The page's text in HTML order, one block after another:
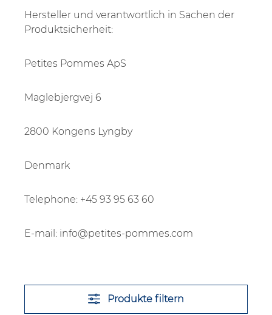
Hersteller und verantwortlich in Sachen der
Produktsicherheit:
Petites Pommes ApS
Maglebjergvej 6
2800 Kongens Lyngby
Denmark
Telephone: +45 93 95 63 60
E-mail: info@petites-pommes.com
Produkte filtern